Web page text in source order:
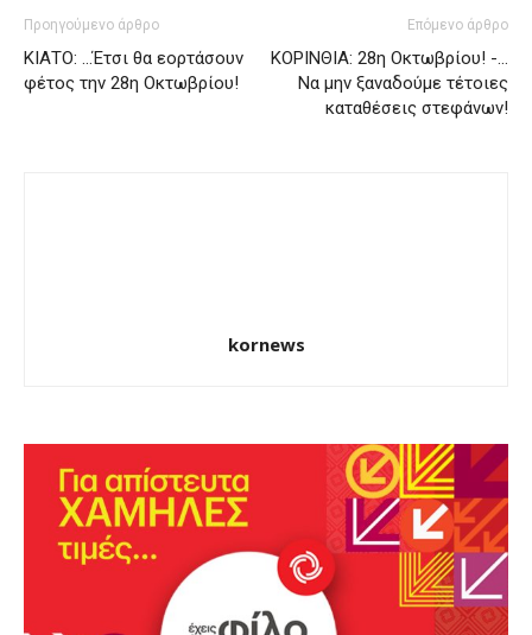
Προηγούμενο άρθρο
ΚΙΑΤΟ: …Έτσι θα εορτάσουν
φέτος την 28η Οκτωβρίου!
Επόμενο άρθρο
ΚΟΡΙΝΘΙΑ: 28η Οκτωβρίου! -…
Να μην ξαναδούμε τέτοιες
καταθέσεις στεφάνων!
kornews